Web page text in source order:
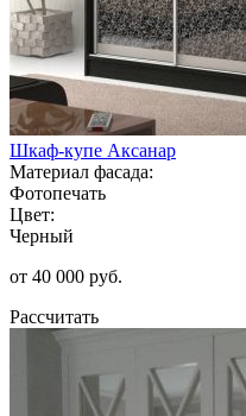
Шкаф-купе Аксанар
Материал фасада:
Фотопечать
Цвет:
Черный
от 40 000 руб.
Рассчитать